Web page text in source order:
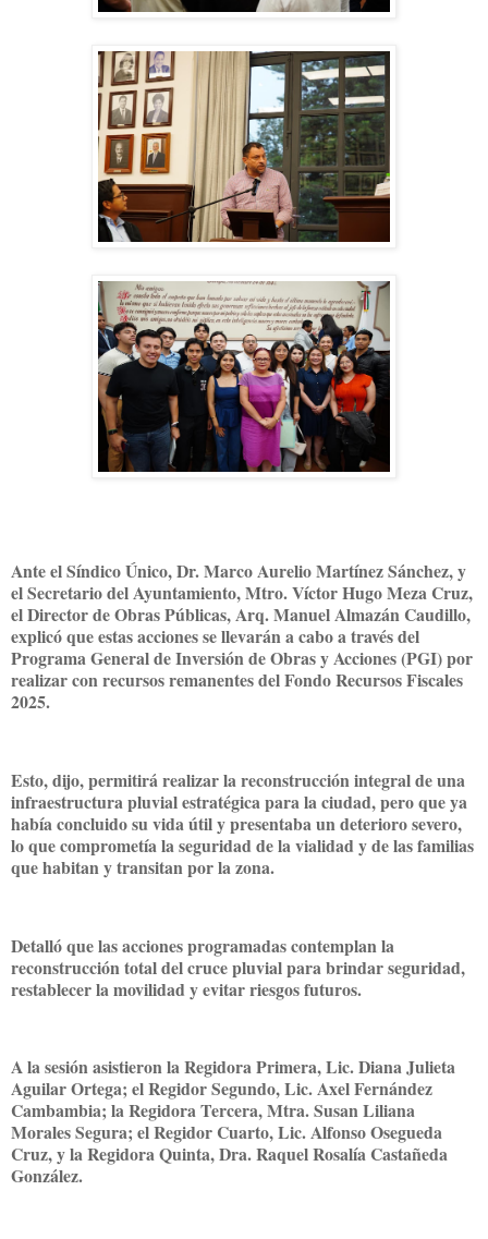
Ante el Síndico Único, Dr. Marco Aurelio Martínez Sánchez, y
el Secretario del Ayuntamiento, Mtro. Víctor Hugo Meza Cruz,
el Director de Obras Públicas, Arq. Manuel Almazán Caudillo,
explicó que estas acciones se llevarán a cabo a través del
Programa General de Inversión de Obras y Acciones (PGI) por
realizar con recursos remanentes del Fondo Recursos Fiscales
2025.
Esto, dijo, permitirá realizar la reconstrucción integral de una
infraestructura pluvial estratégica para la ciudad, pero que ya
había concluido su vida útil y presentaba un deterioro severo,
lo que comprometía la seguridad de la vialidad y de las familias
que habitan y transitan por la zona.
Detalló que las acciones programadas contemplan la
reconstrucción total del cruce pluvial para brindar seguridad,
restablecer la movilidad y evitar riesgos futuros.
A la sesión asistieron la Regidora Primera, Lic. Diana Julieta
Aguilar Ortega; el Regidor Segundo, Lic. Axel Fernández
Cambambia; la Regidora Tercera, Mtra. Susan Liliana
Morales Segura; el Regidor Cuarto, Lic. Alfonso Osegueda
Cruz, y la Regidora Quinta, Dra. Raquel Rosalía Castañeda
González.